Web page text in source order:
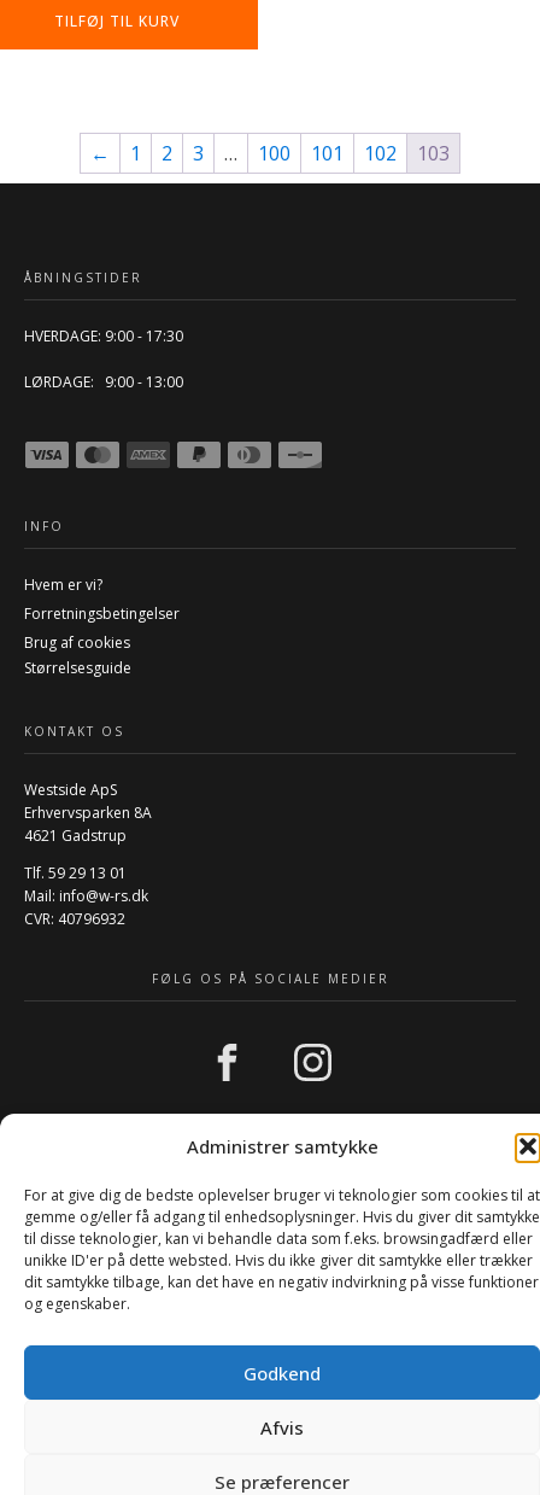
Administrer samtykke
For at give dig de bedste oplevelser bruger vi teknologier som cookies til at
gemme og/eller få adgang til enhedsoplysninger. Hvis du giver dit samtykke
til disse teknologier, kan vi behandle data som f.eks. browsingadfærd eller
unikke ID'er på dette websted. Hvis du ikke giver dit samtykke eller trækker
dit samtykke tilbage, kan det have en negativ indvirkning på visse funktioner
og egenskaber.
Godkend
Afvis
Se præferencer
TILFØJ TIL KURV
← 1 2 3 … 100 101 102 103
ÅBNINGSTIDER
HVERDAGE: 9:00 - 17:30
LØRDAGE: 9:00 - 13:00
INFO
Hvem er vi?
Forretningsbetingelser
Brug af cookies
Størrelsesguide
KONTAKT OS
Westside ApS
Erhvervsparken 8A
4621 Gadstrup
Tlf. 59 29 13 01
Mail: info@w-rs.dk
CVR: 40796932
FØLG OS PÅ SOCIALE MEDIER
Copyright © 2025Greenwebdesign